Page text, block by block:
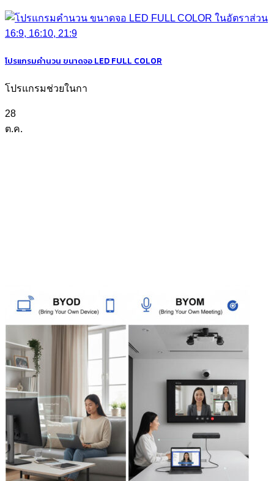
โปรแกรมคำนวน ขนาดจอ LED FULL COLOR
โปรแกรมช่วยในกา
28
ต.ค.